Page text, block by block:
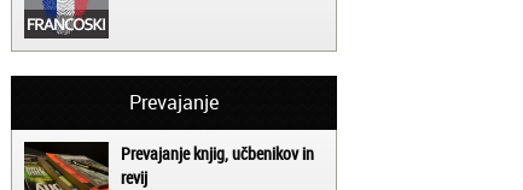
Prevajanje
Prevajanje knjig, učbenikov in
revij